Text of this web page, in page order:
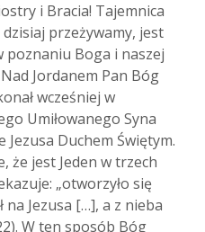
i Bracia! Tajemnica
przeżywamy, jest
poznaniu Boga i naszej
Jordanem Pan Bóg
wcześniej w
Umiłowanego Syna
Duchem Świętym.
że jest Jeden w trzech
„otworzyło się
na Jezusa […], a z nieba
W ten sposób Bóg